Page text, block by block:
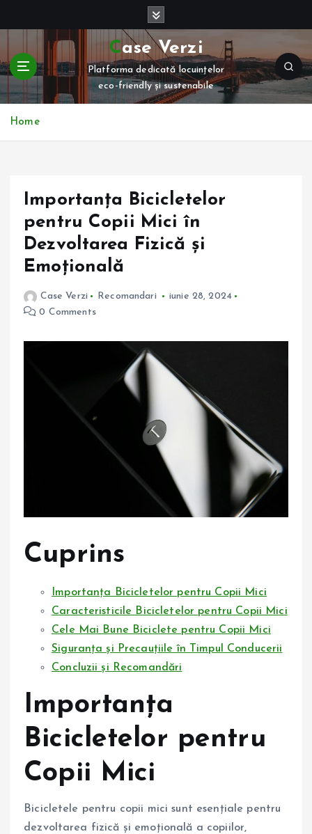
t
c
Case Verzi
Platforma dedicată locuințelor
eco-friendly și sustenabile
Home
Importanța Bicicletelor
pentru Copii Mici în
Dezvoltarea Fizică și
Emoțională
Case Verzi Recomandari
iunie 28, 2024
0 Comments
Cuprins
Importanța Bicicletelor pentru Copii Mici
Caracteristicile Bicicletelor pentru Copii Mici
Cele Mai Bune Biciclete pentru Copii Mici
Siguranța și Precauțiile în Timpul Conducerii
Concluzii și Recomandări
Importanța
Bicicletelor pentru
Copii Mici
Bicicletele pentru copii mici sunt esențiale pentru
dezvoltarea fizică și emoțională a copiilor,